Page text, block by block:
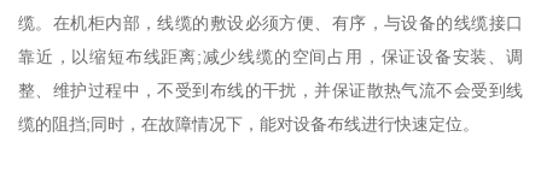
缆。在机柜内部，线缆的敷设必须方便、有序，与设备的线缆接口
靠近，以缩短布线距离;减少线缆的空间占用，保证设备安装、调
整、维护过程中，不受到布线的干扰，并保证散热气流不会受到线
缆的阻挡;同时，在故障情况下，能对设备布线进行快速定位。